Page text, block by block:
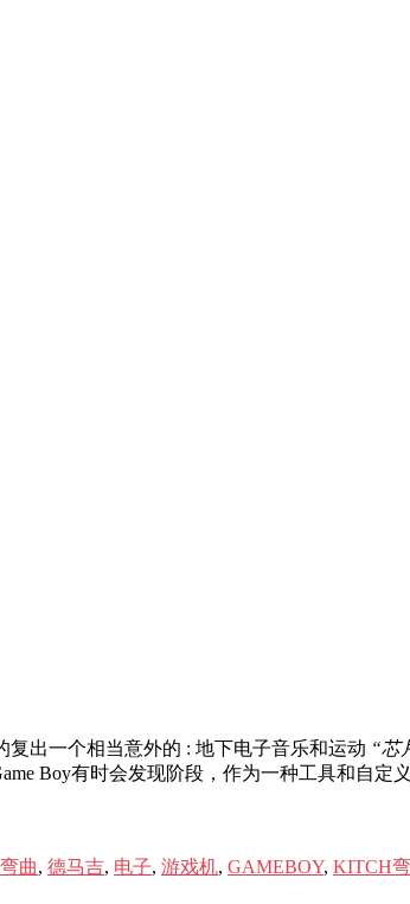
复出一个相当意外的 : 地下电子音乐和运动 “芯
Boy有时会发现阶段，作为一种工具和自
曲, 德马吉, 电子, 游戏机, GAMEBOY, KITCH